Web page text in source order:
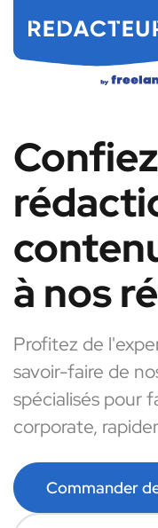
à nos
Profitez de
savoir-faire de
spécialisés pour
corporate,
Commander